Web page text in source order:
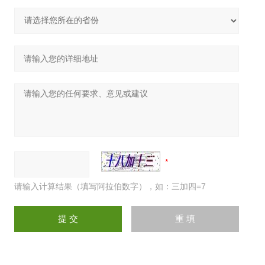
请输入计算结果（填写阿拉伯数字），如：三加四=7